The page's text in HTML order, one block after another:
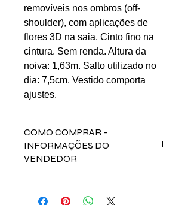
removíveis nos ombros (off-
shoulder), com aplicações de
flores 3D na saia. Cinto fino na
cintura. Sem renda. Altura da
noiva: 1,63m. Salto utilizado no
dia: 7,5cm. Vestido comporta
ajustes.
COMO COMPRAR -
INFORMAÇÕES DO
VENDEDOR
fale direto com a vendedora